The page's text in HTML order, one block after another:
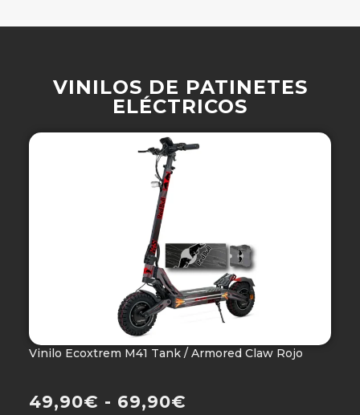
VINILOS DE PATINETES
ELÉCTRICOS
Vinilo Ecoxtrem M41 Tank / Armored Claw Rojo
49,90€ - 69,90€